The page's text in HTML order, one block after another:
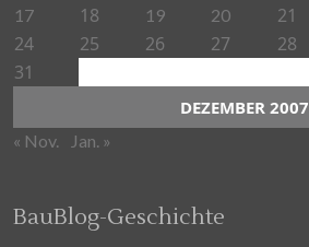
DEZEMBER 2007
17 18 19 20 21
24
25 26 27 28
31
« Nov. Jan. »
BauBlog-Geschichte